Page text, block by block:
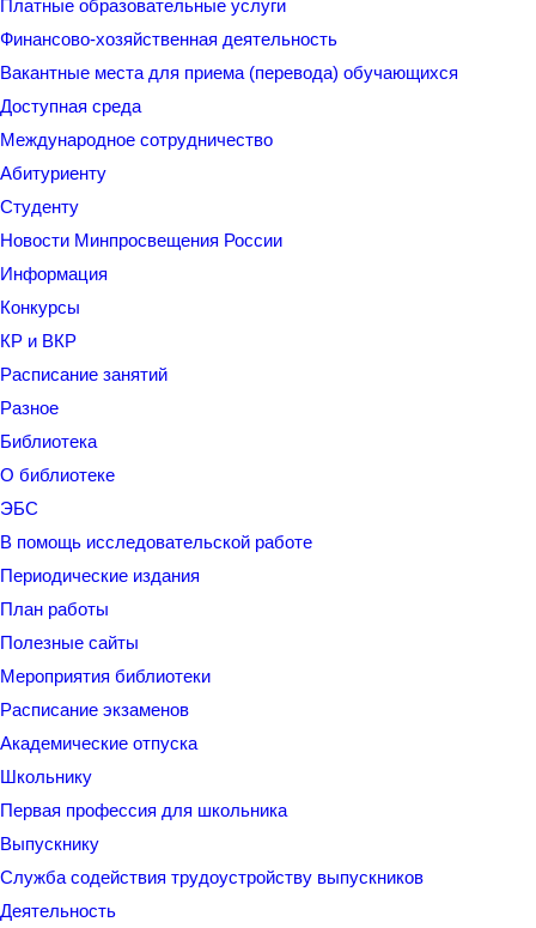
Платные образовательные услуги
Финансово-хозяйственная деятельность
Вакантные места для приема (перевода) обучающихся
Доступная среда
Международное сотрудничество
Абитуриенту
Студенту
Новости Минпросвещения России
Информация
Конкурсы
КР и ВКР
Расписание занятий
Разное
Библиотека
О библиотеке
ЭБС
В помощь исследовательской работе
Периодические издания
План работы
Полезные сайты
Мероприятия библиотеки
Расписание экзаменов
Академические отпуска
Школьнику
Первая профессия для школьника
Выпускнику
Служба содействия трудоустройству выпускников
Деятельность